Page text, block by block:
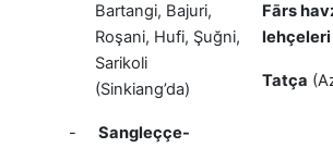
Bartangi, Bajuri,
Roşani, Hufi, Şuğni,
Sarikoli
(Sinkiang’da)
-
Sangleççe-
Fārs
lehçeleri
Tatça